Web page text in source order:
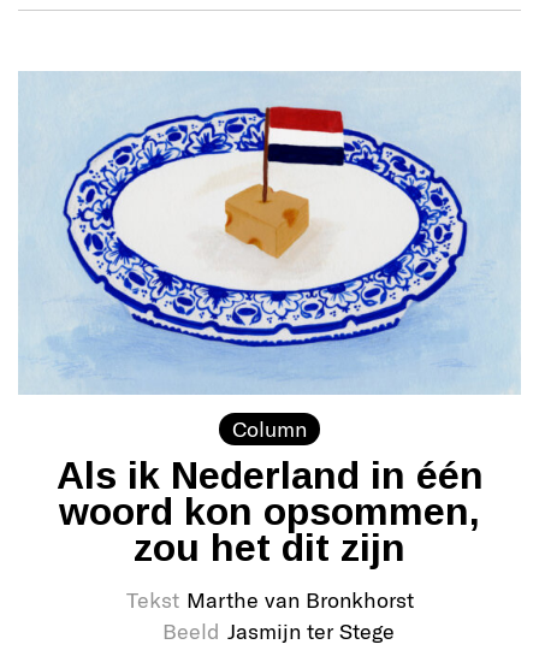
Column
Als ik Nederland in één
woord kon opsommen,
zou het dit zijn
Tekst Marthe van Bronkhorst
Beeld Jasmijn ter Stege